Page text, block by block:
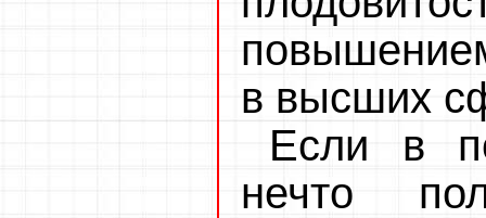
в высших
Если в
нечто